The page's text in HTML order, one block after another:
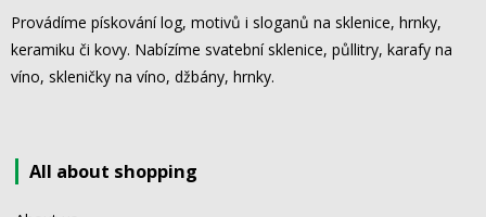
Provádíme pískování log, motivů i sloganů na sklenice, hrnky,
keramiku či kovy. Nabízíme svatební sklenice, půllitry, karafy na
víno, skleničky na víno, džbány, hrnky.
All about shopping